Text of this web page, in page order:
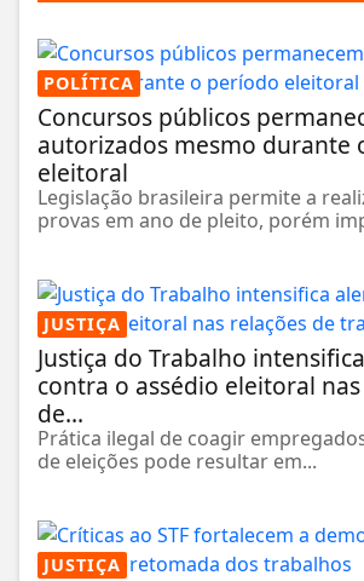
POLÍTICA
Concursos públicos
autorizados mesmo durante
eleitoral
Legislação brasileira permite a
provas em ano de pleito, porém
JUSTIÇA
Justiça do Trabalho
contra o assédio eleitoral
de...
Prática ilegal de coagir
de eleições pode resultar em...
JUSTIÇA